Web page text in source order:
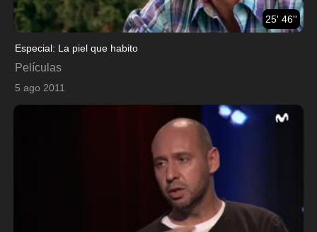
25' 46''
Especial: La piel que habito
Películas
5 ago 2011